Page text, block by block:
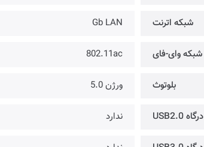
شبکه اترنت Gb LAN
شبکه وای-فای 802.11ac
بلوتوث ورژن 5.0
درگاه USB2.0 ندارد